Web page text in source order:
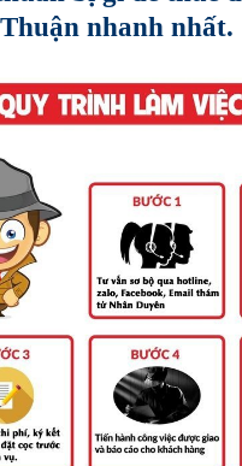
nhanh nhất.